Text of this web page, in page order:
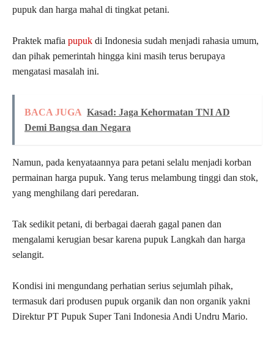
pupuk dan harga mahal di tingkat petani.
Praktek mafia pupuk di Indonesia sudah menjadi rahasia umum,
dan pihak pemerintah hingga kini masih terus berupaya
mengatasi masalah ini.
BACA JUGA Kasad: Jaga Kehormatan TNI AD
Demi Bangsa dan Negara
Namun, pada kenyataannya para petani selalu menjadi korban
permainan harga pupuk. Yang terus melambung tinggi dan stok,
yang menghilang dari peredaran.
Tak sedikit petani, di berbagai daerah gagal panen dan
mengalami kerugian besar karena pupuk Langkah dan harga
selangit.
Kondisi ini mengundang perhatian serius sejumlah pihak,
termasuk dari produsen pupuk organik dan non organik yakni
Direktur PT Pupuk Super Tani Indonesia Andi Undru Mario.